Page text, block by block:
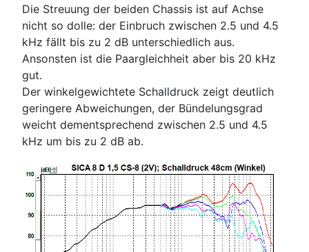
Die Streuung der beiden Chassis ist auf Achse
nicht so dolle: der Einbruch zwischen 2.5 und 4.5
kHz fällt bis zu 2 dB unterschiedlich aus.
Ansonsten ist die Paargleichheit aber bis 20 kHz
gut.
Der winkelgewichtete Schalldruck zeigt deutlich
geringere Abweichungen, der Bündelungsgrad
weicht dementsprechend zwischen 2.5 und 4.5
kHz um bis zu 2 dB ab.